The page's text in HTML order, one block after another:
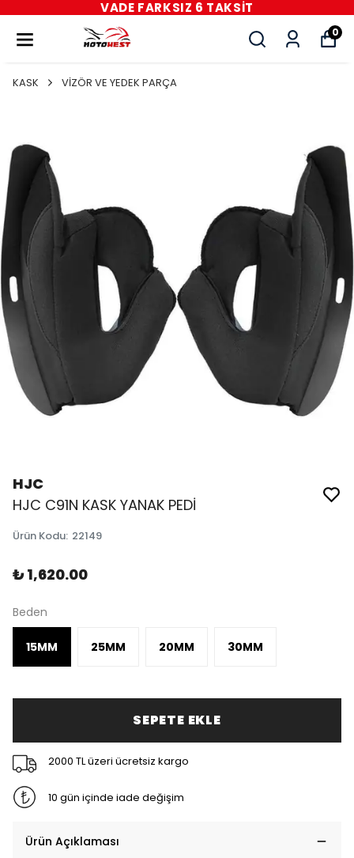
VADE FARKSIZ 6 TAKSİT
0
KASK VİZÖR VE YEDEK PARÇA
HJC
HJC C91N KASK YANAK PEDİ
Ürün Kodu: 22149
₺ 1,620.00
Beden
15MM 25MM 20MM 30MM
SEPETE EKLE
2000 TL üzeri ücretsiz kargo
10 gün içinde iade değişim
Ürün Açıklaması